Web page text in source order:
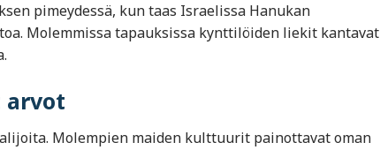
pimeydessä, kun taas Israelissa Hanukan
Molemmissa tapauksissa kynttilöiden liekit kantavat
arvot
Molempien maiden kulttuurit painottavat oman